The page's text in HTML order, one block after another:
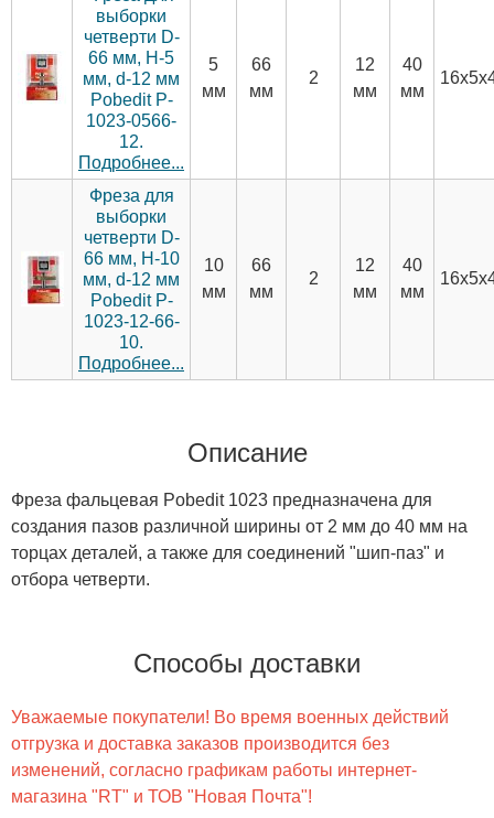
выборки
четверти D-
66 мм, H-5
мм, d-12 мм
Pobedit P-
1023-0566-
12.
Подробнее...
5
мм
66
мм
2
12
мм
40
мм
Фреза для
выборки
четверти D-
66 мм, H-10
мм, d-12 мм
Pobedit P-
1023-12-66-
10.
Подробнее...
10
мм
66
мм
2
12
мм
40
мм
Описание
Фреза фальцевая Pobedit 1023 предназначена для
создания пазов различной ширины от 2 мм до 40 мм на
торцах деталей, а также для соединений "шип-паз" и
отбора четверти.
Способы доставки
Уважаемые покупатели! Во время военных действий
отгрузка и доставка заказов производится без
изменений, согласно графикам работы интернет-
магазина "RT" и ТОВ "Новая Почта"!